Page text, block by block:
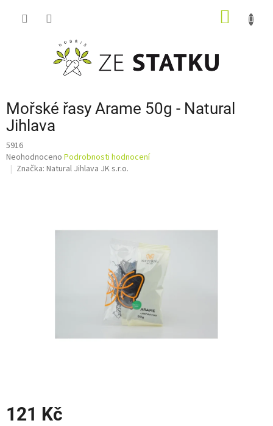
Mořské řasy Arame 50g - Natural
Jihlava
5916
Průměrné
hodnocení
Neohodnoceno Podrobnosti hodnocení
Značka: Natural Jihlava JK s.r.o.
121 Kč